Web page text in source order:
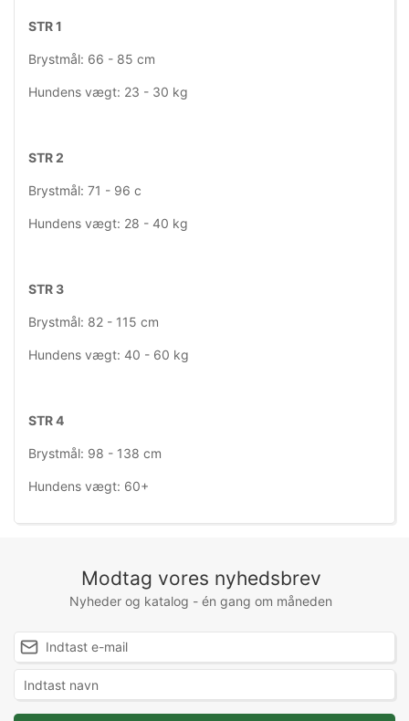
STR 1
Brystmål: 66 - 85 cm
Hundens vægt: 23 - 30 kg
STR 2
Brystmål: 71 - 96 c
Hundens vægt: 28 - 40 kg
STR 3
Brystmål: 82 - 115 cm
Hundens vægt: 40 - 60 kg
STR 4
Brystmål: 98 - 138 cm
Hundens vægt: 60+
Modtag vores nyhedsbrev
Nyheder og katalog - én gang om måneden